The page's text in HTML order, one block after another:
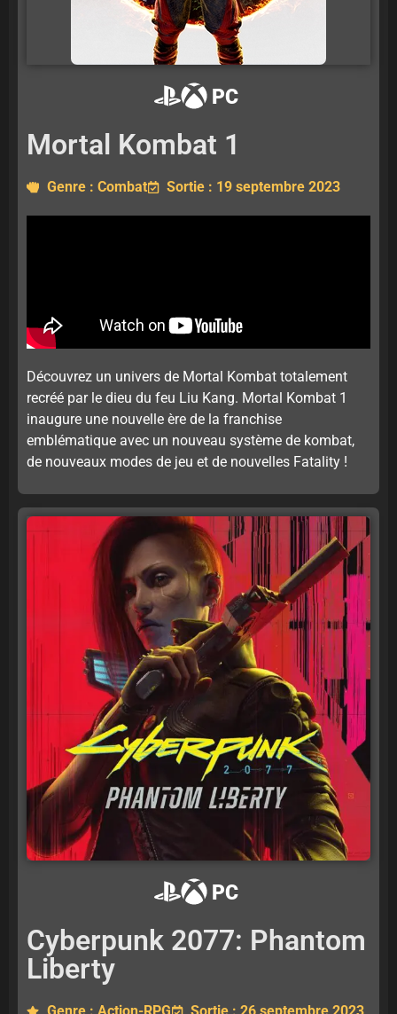
PC
Mortal Kombat 1
Genre : Combat Sortie : 19 septembre 2023
Découvrez un univers de Mortal Kombat totalement
recréé par le dieu du feu Liu Kang. Mortal Kombat 1
inaugure une nouvelle ère de la franchise
emblématique avec un nouveau système de kombat,
de nouveaux modes de jeu et de nouvelles Fatality !
PC
Cyberpunk 2077: Phantom
Liberty